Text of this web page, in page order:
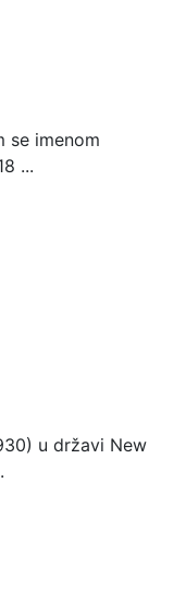
se imenom
...
u državi New